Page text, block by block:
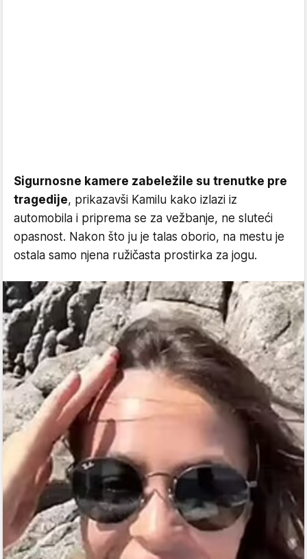
Sigurnosne kamere zabeležile su trenutke pre
tragedije, prikazavši Kamilu kako izlazi iz
automobila i priprema se za vežbanje, ne sluteći
opasnost. Nakon što ju je talas oborio, na mestu je
ostala samo njena ružičasta prostirka za jogu.